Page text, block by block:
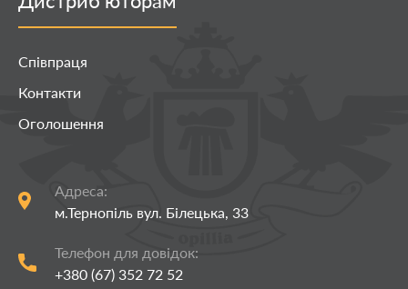
Співпраця
Контакти
Оголошення
Адреса:
м.Тернопіль вул. Білецька, 33
Телефон для довідок:
+380 (67) 352 72 52
Чи куштували Ви лимонади
№1: Чи куштували Ви лимонади